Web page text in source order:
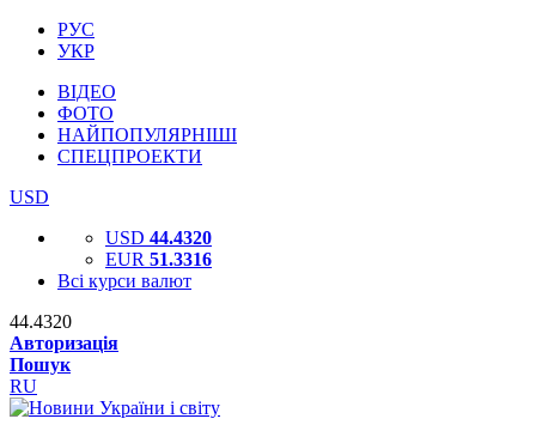
РУС
УКР
ВІДЕО
ФОТО
НАЙПОПУЛЯРНІШІ
СПЕЦПРОЕКТИ
USD
USD 44.4320
EUR 51.3316
Всі курси валют
44.4320
Авторизація
Пошук
RU